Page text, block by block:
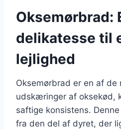
Oksemørbrad:
delikatesse til
lejlighed
Oksemørbrad er en af
udskæringer af oksekød,
saftige konsistens.
fra den del af dyret, der